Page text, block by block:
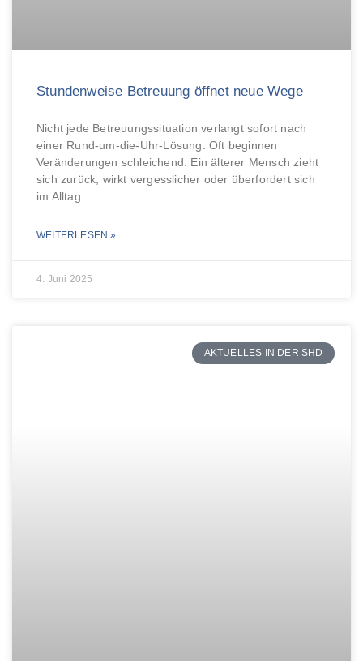
Stundenweise Betreuung öffnet neue Wege
Nicht jede Betreuungssituation verlangt sofort nach
einer Rund-um-die-Uhr-Lösung. Oft beginnen
Veränderungen schleichend: Ein älterer Mensch zieht
sich zurück, wirkt vergesslicher oder überfordert sich
im Alltag.
WEITERLESEN »
4. Juni 2025
AKTUELLES IN DER SHD